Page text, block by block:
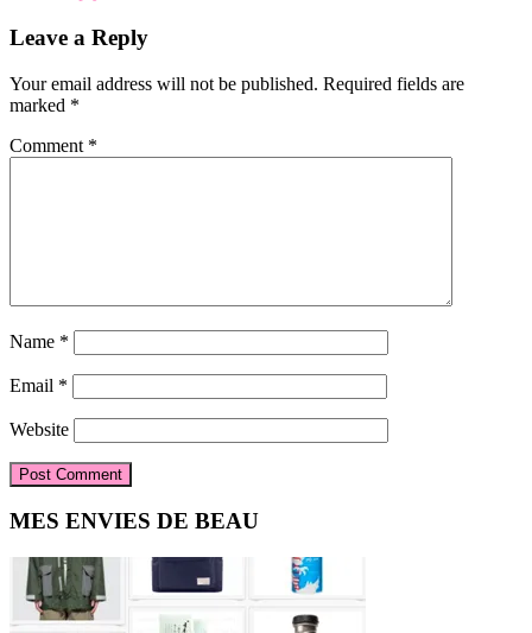
Leave a Reply
Your email address will not be published. Required fields are
marked *
Comment *
Name *
Email *
Website
Primary
Sidebar
MES ENVIES DE BEAU